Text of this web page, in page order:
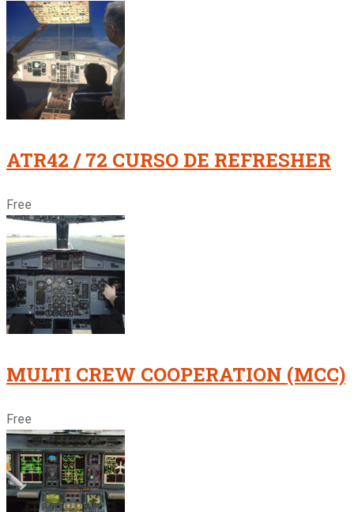
ATR42 / 72 CURSO DE REFRESHER
Free
MULTI CREW COOPERATION (MCC)
Free